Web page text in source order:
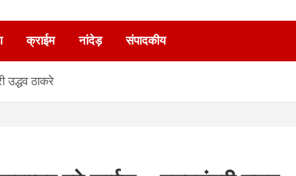
क्राईम नांदेड़ संपादकीय
उद्धव ठाकरे